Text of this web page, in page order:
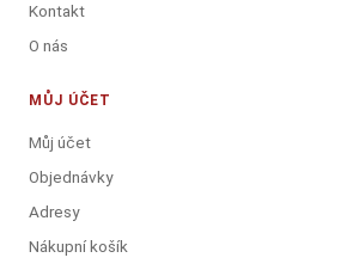
Kontakt
O nás
MŮJ ÚČET
Můj účet
Objednávky
Adresy
Nákupní košík